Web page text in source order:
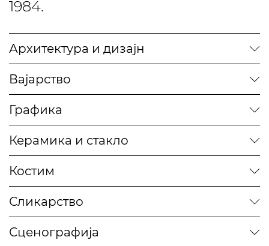
1984.
Архитектура и дизајн
Вајарство
Графика
Керамика и стакло
Костим
Сликарство
Сценографија